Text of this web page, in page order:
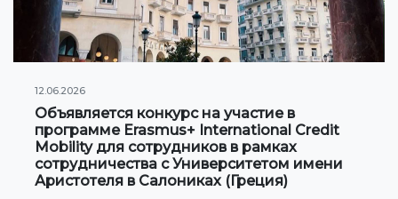
СОТРУДНИЧЕСТВО
Сотрудничество с международными
Сотрудничество с Вузами
Международные проекты
Академическая мобильность
12.06.2026
Объявляется конкурс на участие в
программе Erasmus+ International Credit
Mobility для сотрудников в рамках
сотрудничества с Университетом имени
Аристотеля в Салониках (Греция)